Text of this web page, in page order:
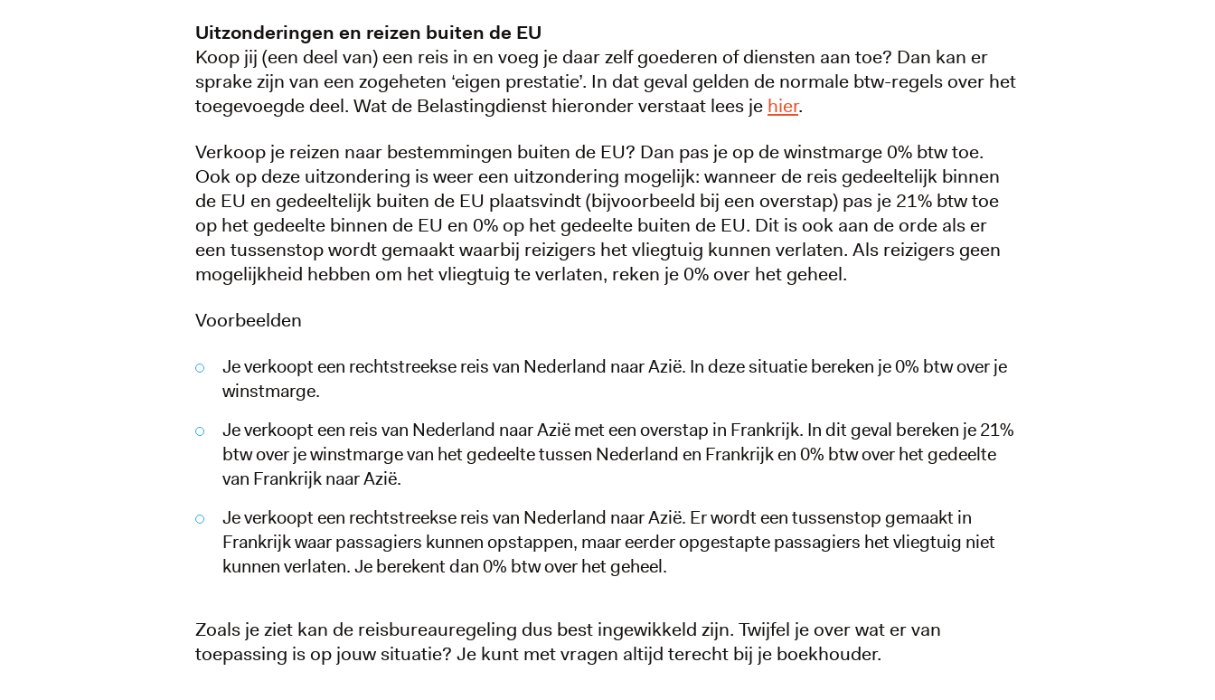
Uitzonderingen en reizen buiten de EU
Koop jij (een deel van) een reis in en voeg je daar zelf goederen of diensten aan toe? Dan kan er
sprake zijn van een zogeheten ‘eigen prestatie’. In dat geval gelden de normale btw-regels over het
toegevoegde deel. Wat de Belastingdienst hieronder verstaat lees je hier.
Verkoop je reizen naar bestemmingen buiten de EU? Dan pas je op de winstmarge 0% btw toe.
Ook op deze uitzondering is weer een uitzondering mogelijk: wanneer de reis gedeeltelijk binnen
de EU en gedeeltelijk buiten de EU plaatsvindt (bijvoorbeeld bij een overstap) pas je 21% btw toe
op het gedeelte binnen de EU en 0% op het gedeelte buiten de EU. Dit is ook aan de orde als er
een tussenstop wordt gemaakt waarbij reizigers het vliegtuig kunnen verlaten. Als reizigers geen
mogelijkheid hebben om het vliegtuig te verlaten, reken je 0% over het geheel.
Voorbeelden
Je verkoopt een rechtstreekse reis van Nederland naar Azië. In deze situatie bereken je 0% btw over je
winstmarge.
Je verkoopt een reis van Nederland naar Azië met een overstap in Frankrijk. In dit geval bereken je 21%
btw over je winstmarge van het gedeelte tussen Nederland en Frankrijk en 0% btw over het gedeelte
van Frankrijk naar Azië.
Je verkoopt een rechtstreekse reis van Nederland naar Azië. Er wordt een tussenstop gemaakt in
Frankrijk waar passagiers kunnen opstappen, maar eerder opgestapte passagiers het vliegtuig niet
kunnen verlaten. Je berekent dan 0% btw over het geheel.
Zoals je ziet kan de reisbureauregeling dus best ingewikkeld zijn. Twijfel je over wat er van
toepassing is op jouw situatie? Je kunt met vragen altijd terecht bij je boekhouder.